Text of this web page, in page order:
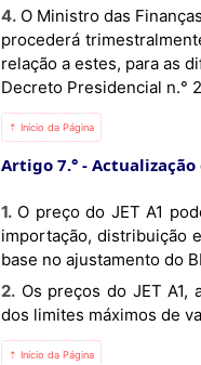
4. O Ministro das Finanças, enquanto Autoridade de Preços, em coordenação com os órgãos sectoriais de tutela,
procederá
relação a estes, para as
Decreto Presidencial n.°
⇡ Início da Página
Artigo 7.° Actualização
1. O preço do JET A1 pode ser actualizado mensalmente pelos agentes intervenientes na cadeia de produção,
importação, distribuição
base no ajustamento do
2. Os preços do JET A1, actualizados segundo o mecanismo previsto no número anterior, devem estar dentro
dos limites máximos de
⇡ Início da Página